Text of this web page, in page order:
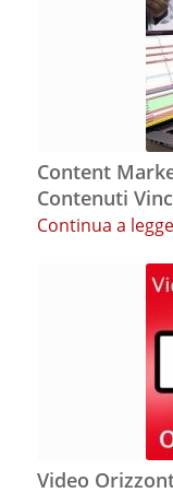
Content
Contenuti
Continua a
Video